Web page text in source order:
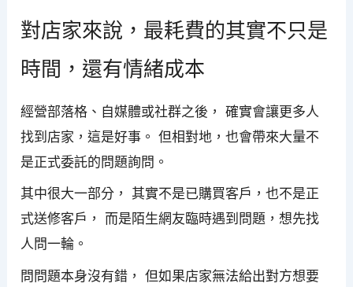
對店家來說，最耗費的其實不只是
時間，還有情緒成本
經營部落格、自媒體或社群之後， 確實會讓更多人
找到店家，這是好事。 但相對地，也會帶來大量不
是正式委託的問題詢問。
其中很大一部分， 其實不是已購買客戶，也不是正
式送修客戶， 而是陌生網友臨時遇到問題，想先找
人問一輪。
問問題本身沒有錯， 但如果店家無法給出對方想要